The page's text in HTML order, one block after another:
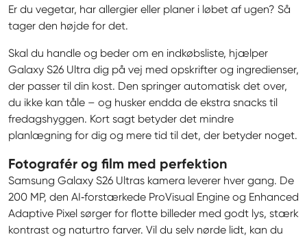
Er du vegetar, har allergier eller planer i løbet af ugen? Så
tager den højde for det.
Skal du handle og beder om en indkøbsliste, hjælper
Galaxy S26 Ultra dig på vej med opskrifter og ingredienser,
der passer til din kost. Den springer automatisk det over,
du ikke kan tåle – og husker endda de ekstra snacks til
fredagshyggen. Kort sagt betyder det mindre
planlægning for dig og mere tid til det, der betyder noget.
Fotografér og film med perfektion
Samsung Galaxy S26 Ultras kamera leverer hver gang. De
200 MP, den AI‑forstærkede ProVisual Engine og Enhanced
Adaptive Pixel sørger for flotte billeder med godt lys, stærk
kontrast og naturtro farver. Vil du selv nørde lidt, kan du